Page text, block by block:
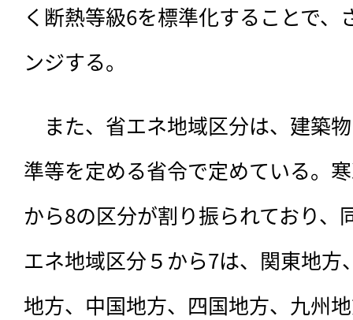
く断熱等級6を標準化することで
ンジする。
また、省エネ地域区分は、建築
準等を定める省令で定めている。
から8の区分が割り振られており、
エネ地域区分５から7は、関東地
地方、中国地方、四国地方、九州